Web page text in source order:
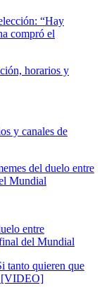
horarios y
del duelo entre
Mundial
tanto quieren que
[VIDEO]